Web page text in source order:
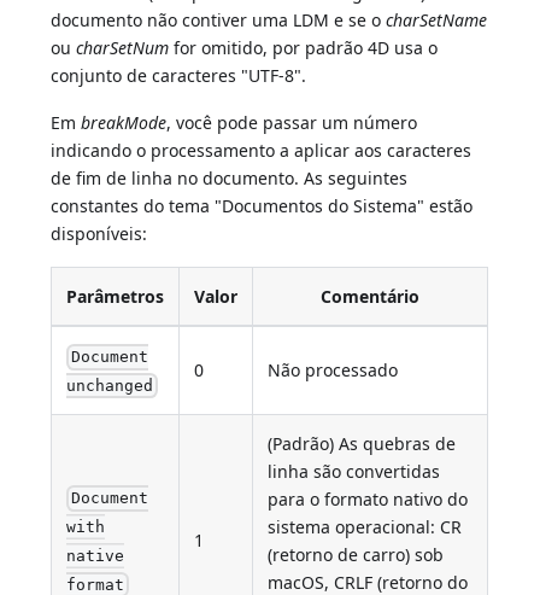
documento não contiver uma LDM e se ocharSetName
oucharSetNum for omitido, por padrão 4D usa o
conjunto de caracteres "UTF-8".
EmbreakMode, você pode passar um número
indicando o processamento a aplicar aos caracteres
de fim de linha no documento. As seguintes
constantes do tema "Documentos do Sistema" estão
disponíveis:
Parâmetros Valor Comentário
Document
unchanged
0 Não processado
Document
with
native
format
1
(Padrão) As quebras de
linha são convertidas
para o formato nativo do
sistema operacional: CR
(retorno de carro) sob
macOS, CRLF (retorno do